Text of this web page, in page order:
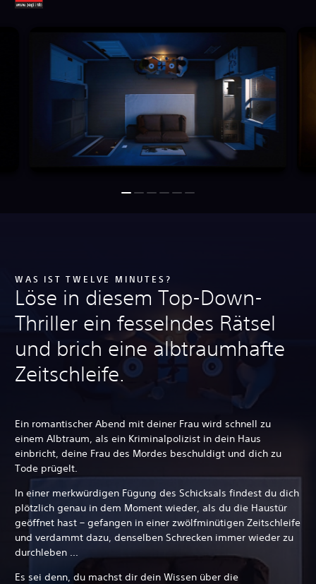
WAS IST TWELVE MINUTES?
Löse in diesem Top-Down-
Thriller ein fesselndes Rätsel
und brich eine albtraumhafte
Zeitschleife.
Ein romantischer Abend mit deiner Frau wird schnell zu
einem Albtraum, als ein Kriminalpolizist in dein Haus
einbricht, deine Frau des Mordes beschuldigt und dich zu
Tode prügelt.
In einer merkwürdigen Fügung des Schicksals findest du dich
plötzlich genau in dem Moment wieder, als du die Haustür
geöffnet hast – gefangen in einer zwölfminütigen Zeitschleife
und verdammt dazu, denselben Schrecken immer wieder zu
durchleben ...
Es sei denn, du machst dir dein Wissen über die